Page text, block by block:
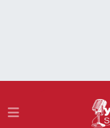
Namaz Vakitleri